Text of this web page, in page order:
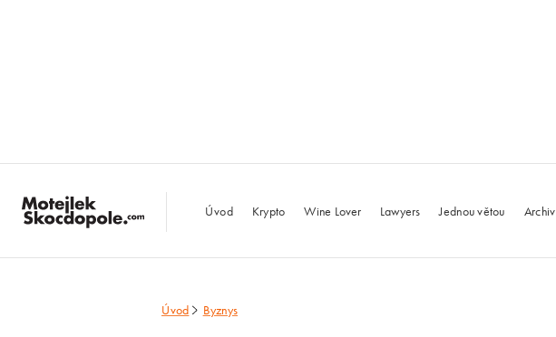
MotejlekSkocdopole.com
Úvod Krypto Wine Lover Lawyers Jednou větou Archiv
Úvod Byznys